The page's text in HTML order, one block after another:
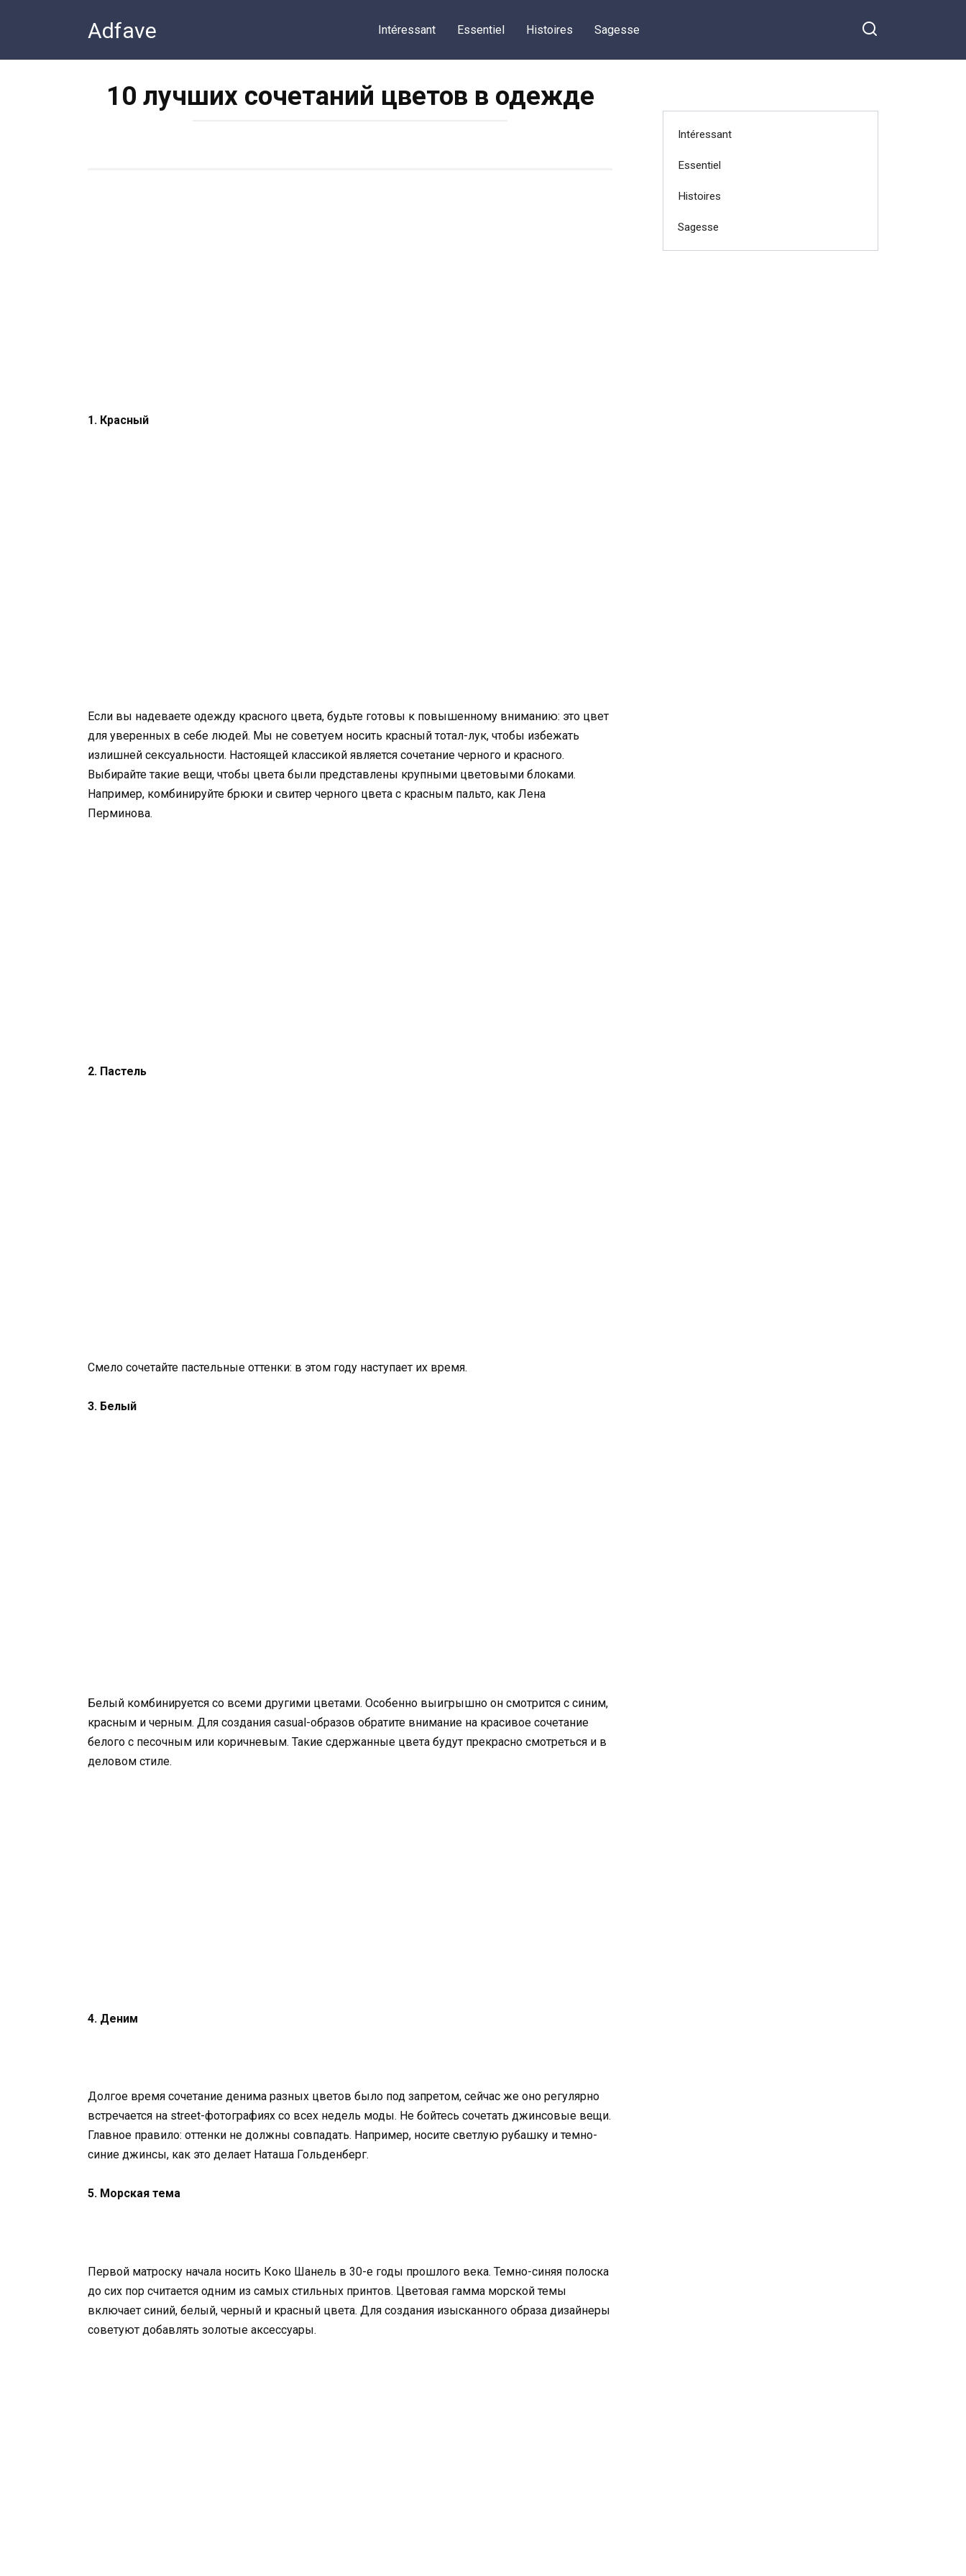
Adfave Intéressant Essentiel Histoires Sagesse
10 лучших сочетаний цветов в одежде
1. Красный
Если вы надеваете одежду красного цвета, будьте готовы к повышенному вниманию: это цвет
для уверенных в себе людей. Мы не советуем носить красный тотал-лук, чтобы избежать
излишней сексуальности. Настоящей классикой является сочетание черного и красного.
Выбирайте такие вещи, чтобы цвета были представлены крупными цветовыми блоками.
Например, комбинируйте брюки и свитер черного цвета с красным пальто, как Лена
Перминова.
2. Пастель
Смело сочетайте пастельные оттенки: в этом году наступает их время.
3. Белый
Белый комбинируется со всеми другими цветами. Особенно выигрышно он смотрится с синим,
красным и черным. Для создания casual-образов обратите внимание на красивое сочетание
белого с песочным или коричневым. Такие сдержанные цвета будут прекрасно смотреться и в
деловом стиле.
4. Деним
Долгое время сочетание денима разных цветов было под запретом, сейчас же оно регулярно
встречается на street-фотографиях со всех недель моды. Не бойтесь сочетать джинсовые вещи.
Главное правило: оттенки не должны совпадать. Например, носите светлую рубашку и темно-
синие джинсы, как это делает Наташа Гольденберг.
5. Морская тема
Первой матроску начала носить Коко Шанель в 30-е годы прошлого века. Темно-синяя полоска
до сих пор считается одним из самых стильных принтов. Цветовая гамма морской темы
включает синий, белый, черный и красный цвета. Для создания изысканного образа дизайнеры
советуют добавлять золотые аксессуары.
Intéressant
Essentiel
Histoires
Sagesse